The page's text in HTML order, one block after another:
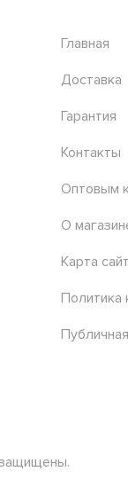
Главная
Доставка
Гарантия
Контакты
Оптовым
О
Карта
Политика